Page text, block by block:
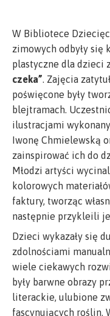
W Bibliotece
zimowych odbyły
plastyczne dla dzieci
czeka”. Zajęcia
poświęcone były
blejtramach.
ilustracjami
Iwonę Chmielewską
zainspirować ich do
Młodzi artyści
kolorowych
faktury, tworząc
następnie przykleili
Dzieci wykazały się
zdolnościami
wiele ciekawych
były barwne obrazy
literackie, ulubione
fascynujących roślin.